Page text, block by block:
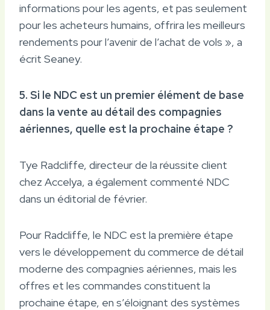
informations pour les agents, et pas seulement
pour les acheteurs humains, offrira les meilleurs
rendements pour l’avenir de l’achat de vols », a
écrit Seaney.
5. Si le NDC est un premier élément de base
dans la vente au détail des compagnies
aériennes, quelle est la prochaine étape ?
Tye Radcliffe, directeur de la réussite client
chez Accelya, a également commenté NDC
dans un éditorial de février.
Pour Radcliffe, le NDC est la première étape
vers le développement du commerce de détail
moderne des compagnies aériennes, mais les
offres et les commandes constituent la
prochaine étape, en s’éloignant des systèmes